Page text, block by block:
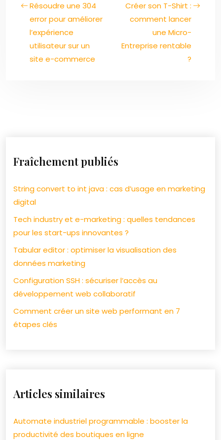
Résoudre une 304
error pour améliorer
l’expérience
utilisateur sur un
site e-commerce
Créer son T-Shirt :
comment lancer
une Micro-
Entreprise rentable
?
Fraîchement publiés
String convert to int java : cas d’usage en marketing
digital
Tech industry et e-marketing : quelles tendances
pour les start-ups innovantes ?
Tabular editor : optimiser la visualisation des
données marketing
Configuration SSH : sécuriser l’accès au
développement web collaboratif
Comment créer un site web performant en 7
étapes clés
Articles similaires
Automate industriel programmable : booster la
productivité des boutiques en ligne